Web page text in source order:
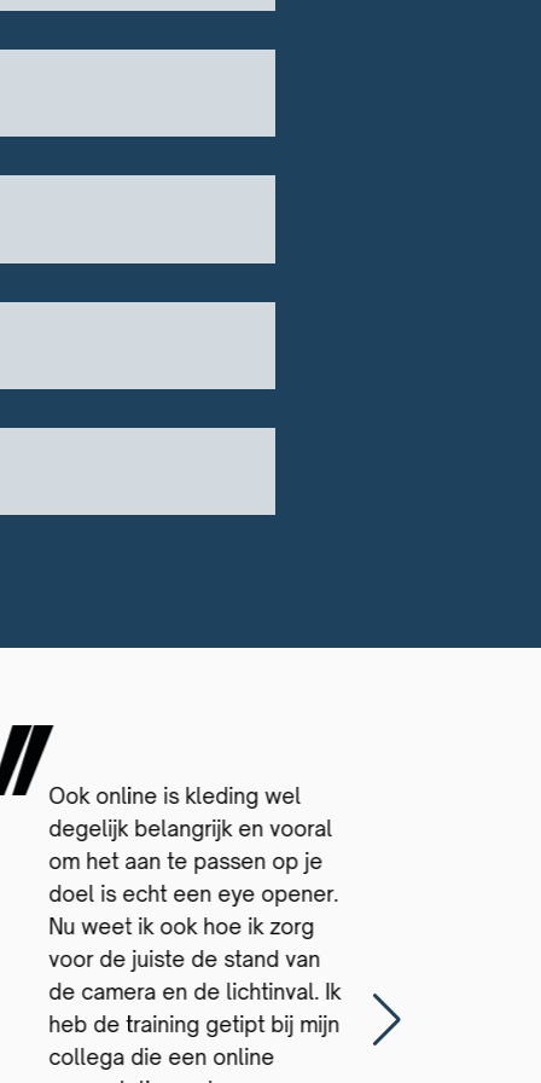
Ook online is kleding wel
degelijk belangrijk en vooral
om het aan te passen op je
doel is echt een eye opener.
Nu weet ik ook hoe ik zorg
voor de juiste de stand van
de camera en de lichtinval. Ik
heb de training getipt bij mijn
collega die een online